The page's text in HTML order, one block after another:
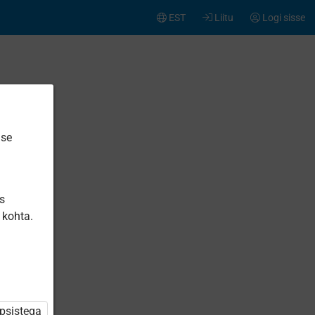
Logi sisse
Liitu
EST